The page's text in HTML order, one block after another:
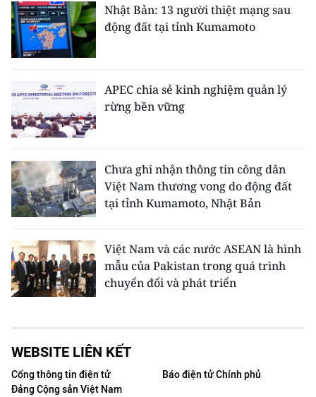
Nhật Bản: 13 người thiệt mạng sau
động đất tại tỉnh Kumamoto
APEC chia sẻ kinh nghiệm quản lý
rừng bền vững
Chưa ghi nhận thông tin công dân
Việt Nam thương vong do động đất
tại tỉnh Kumamoto, Nhật Bản
Việt Nam và các nước ASEAN là hình
mẫu của Pakistan trong quá trình
chuyển đổi và phát triển
WEBSITE LIÊN KẾT
Cổng thông tin điện tử
Đảng Cộng sản Việt Nam
Báo điện tử Chính phủ